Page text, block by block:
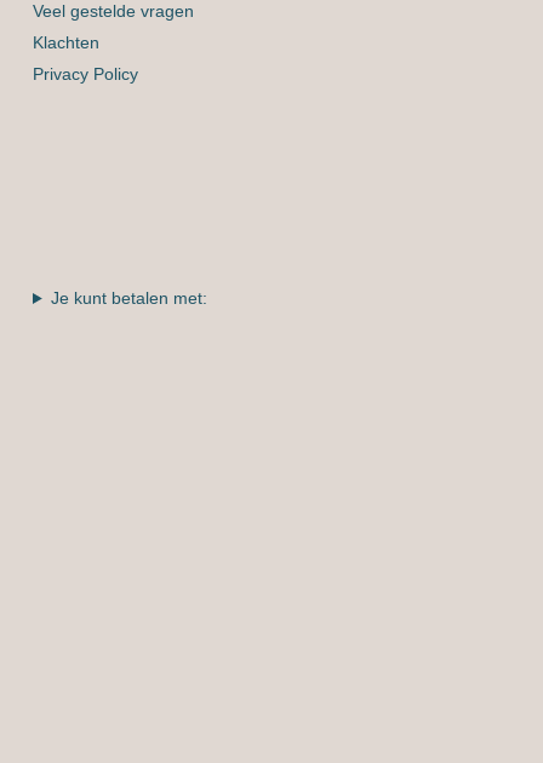
Veel gestelde vragen
Klachten
Privacy Policy
Je kunt betalen met: